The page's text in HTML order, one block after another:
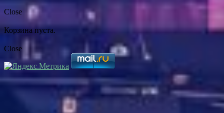
Close
Корзина пуста.
Close